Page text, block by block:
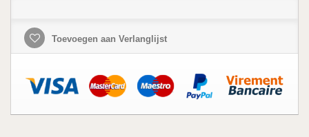
Toevoegen aan Verlanglijst